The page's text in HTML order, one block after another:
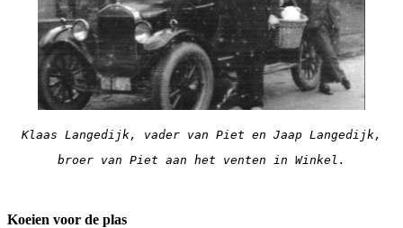
Klaas Langedijk, vader van Piet en Jaap Langedijk,
broer van Piet aan het venten in Winkel.
Koeien voor de plas